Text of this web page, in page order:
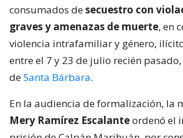
consumados desecuestro con
graves y amenazas de muerte, en
violencia intrafamiliar y género,
entre el 7 y 23 de julio recién
deSanta Bárbara.
En la audiencia de formalización, la
Mery Ramírez Escalanteordenó el